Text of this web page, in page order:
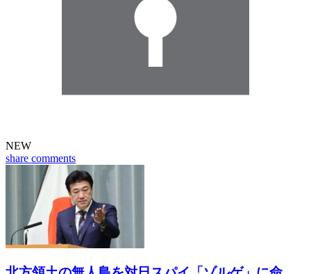
NEW
share comments